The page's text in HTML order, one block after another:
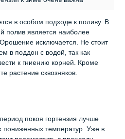
в особом подходе к поливу. В
полив является наиболее
исключается. Не стоит
в поддон с водой, так как
к гниению корней. Кроме
растение сквозняков.
покоя гортензия лучше
пониженных температур. Уже в